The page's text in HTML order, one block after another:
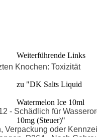
Knochen: Toxizität
- Schädlich für
Verpackung oder
Weiterführende Links
zu "DK Salts Liquid
Watermelon Ice 10ml
10mg (Steuer)"